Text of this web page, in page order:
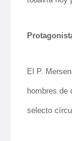
El P.
hombres de
selecto